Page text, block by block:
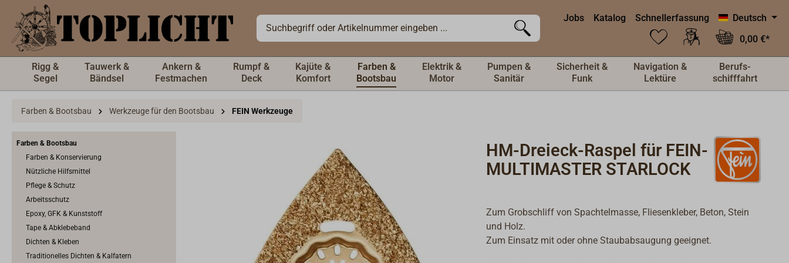
springen Jobs Katalog Schnellerfassung
Deutsch
0,00 €*
Rigg &
Segel
Tauwerk &
Bändsel
Ankern &
Festmachen
Rumpf &
Deck
Kajüte &
Komfort
Farben &
Bootsbau
Elektrik &
Motor
Pumpen &
Sanitär
Sicherheit &
Funk
Navigation &
Lektüre
Berufs-
schifffahrt
Farben & Bootsbau Werkzeuge für den Bootsbau FEIN Werkzeuge
Farben & Bootsbau
Farben & Konservierung
Nützliche Hilfsmittel
Pflege & Schutz
Arbeitsschutz
Epoxy, GFK & Kunststoff
Tape & Abklebeband
Dichten & Kleben
Traditionelles Dichten & Kalfatern
HM-Dreieck-Raspel für FEIN-
MULTIMASTER STARLOCK
Zum Grobschliff von Spachtelmasse, Fliesenkleber, Beton, Stein
und Holz.
Zum Einsatz mit oder ohne Staubabsaugung geeignet.